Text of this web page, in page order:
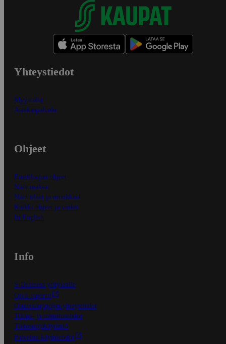
Yhteystiedot
Myymälät
Asiakaspalvelu
Ohjeet
Ensitilaajan ohjeet
Näin maksat
Näin tilaat ja muokkaat
Kaikki ohjeet ja vinkit
In English
Info
S-Business yrityksille
Oiva-raportit
Osuuskauppojen yhteystiedot
Tilaus- ja toimitusehdot
Tietosuojakäytäntö
Palvelun käyttöehdot